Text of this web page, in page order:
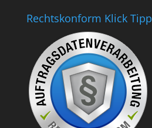
Rechtskonform Klick Tipp